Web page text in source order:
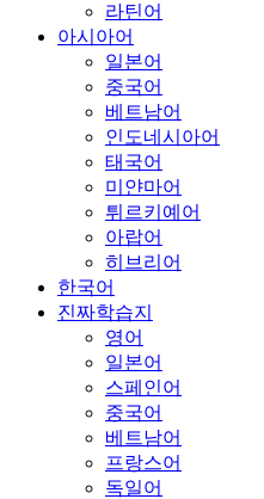
라틴어
아시아어
일본어
중국어
베트남어
인도네시아어
태국어
미얀마어
튀르키예어
아랍어
히브리어
한국어
진짜학습지
영어
일본어
스페인어
중국어
베트남어
프랑스어
독일어